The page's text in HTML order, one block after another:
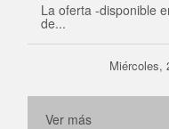
La oferta -disponible
de...
Miércoles,
Ver más